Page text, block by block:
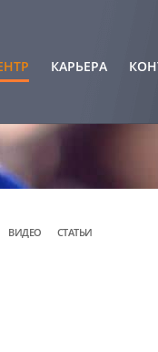
КАРЬЕРА
ВИДЕО СТАТЬИ